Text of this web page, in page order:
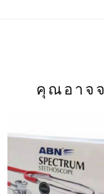
คุณอาจ